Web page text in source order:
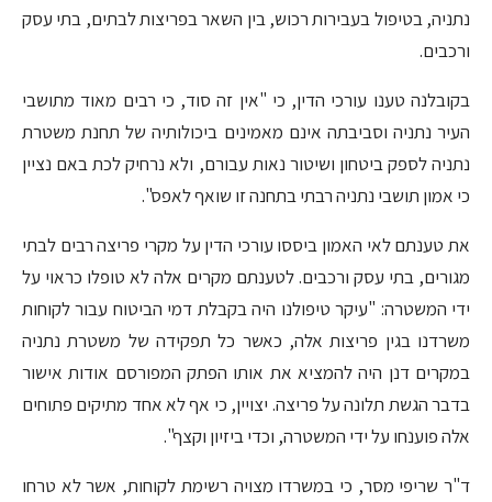
נתניה, בטיפול בעבירות רכוש, בין השאר בפריצות לבתים, בתי עסק
ורכבים.
בקובלנה טענו עורכי הדין, כי "אין זה סוד, כי רבים מאוד מתושבי
העיר נתניה וסביבתה אינם מאמינים ביכולותיה של תחנת משטרת
נתניה לספק ביטחון ושיטור נאות עבורם, ולא נרחיק לכת באם נציין
כי אמון תושבי נתניה רבתי בתחנה זו שואף לאפס".
את טענתם לאי האמון ביססו עורכי הדין על מקרי פריצה רבים לבתי
מגורים, בתי עסק ורכבים. לטענתם מקרים אלה לא טופלו כראוי על
ידי המשטרה: "עיקר טיפולנו היה בקבלת דמי הביטוח עבור לקוחות
משרדנו בגין פריצות אלה, כאשר כל תפקידה של משטרת נתניה
במקרים דנן היה להמציא את אותו הפתק המפורסם אודות אישור
בדבר הגשת תלונה על פריצה. יצויין, כי אף לא אחד מתיקים פתוחים
אלה פוענחו על ידי המשטרה, וכדי ביזיון וקצף".
ד"ר שריפי מסר, כי במשרדו מצויה רשימת לקוחות, אשר לא טרחו